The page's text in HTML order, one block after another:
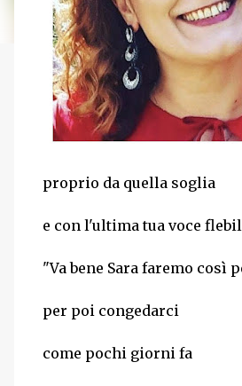
proprio da quella soglia
e con l'ultima tua voce
"Va bene Sara faremo così
per poi congedarci
come pochi giorni fa